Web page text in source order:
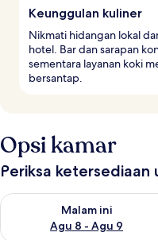
Keunggulan kuliner
Nikmati hidangan lokal
hotel. Bar dan sarapan
sementara layanan koki
bersantap.
Opsi kamar
Periksa
Malam ini
Agu 8 - Agu 9
Periksa ketersediaan untuk